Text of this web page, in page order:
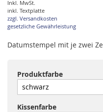
Bildgalerie
springen
Inkl. MwSt.
inkl. Textplatte
zzgl. Versandkosten
gesetzliche Gewährleistung
Datumstempel mit je zwei
Produktfarbe
Kissenfarbe